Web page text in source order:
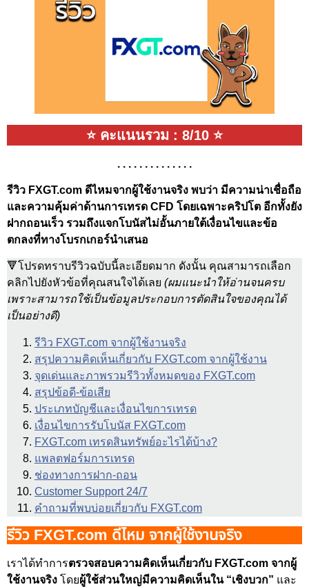
⭐ คะแนนรวม : 8/10 ⭐
. . . . . . . . . . . . . .
รีวิว FXGT.com ดีไหมจากผู้ใช้งานจริง พบว่า มีความน่าเชื่อถือ
และความคุ้มค่าด้านการเทรด CFD โดยเฉพาะคริปโต อีกทั้งยัง
ฝากถอนเร็ว รวมถึงแจกโบนัสไม่อั้นภายใต้เงื่อนไขและข้อ
ตกลงที่ทางโบรกเกอร์นำเสนอ
🔻โปรดทราบรีวิวฉบับนี้ละเอียดมาก ดังนั้น คุณสามารถเลือก
คลิกไปยังหัวข้อที่คุณสนใจได้เลย (ผมแนะนำให้อ่านจนครบ
เพราะสามารถใช้เป็นข้อมูลประกอบการตัดสินใจของคุณได้
เป็นอย่างดี)
รีวิว FXGT.com จากผู้ใช้งานจริง
สรุปความคิดเห็นเกี่ยวกับ FXGT.com จากผู้ใช้งาน
จุดเด่นและภาพรวมรีวิวทั้งหมดของ FXGT.com
สรุปข้อดี-ข้อเสีย
ประเภทบัญชีและเงื่อนไขการเทรด
เงื่อนไขการรับโบนัส FXGT.com
FXGT.com เทรดสินทรัพย์อะไรได้บ้าง?
แพลตฟอร์มการเทรด
ช่องทางการฝาก-ถอน
Customer Support 24/7
คำถามที่พบบ่อยเกี่ยวกับ FXGT.com
รีวิว FXGT.com ดีไหม จากผู้ใช้งานจริง
เราได้ทำการตรวจสอบความคิดเห็นเกี่ยวกับ FXGT.com จากผู้
ใช้งานจริง โดยผู้ใช้ส่วนใหญ่มีความคิดเห็นใน “เชิงบวก” และ